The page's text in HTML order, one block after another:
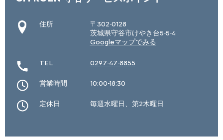
住所
〒302-0128
茨城県守谷市けやき台5-5-4
Googleマップでみる
TEL 0297-47-8855
営業時間 10:00-18:30
定休日 毎週水曜日、第2木曜日